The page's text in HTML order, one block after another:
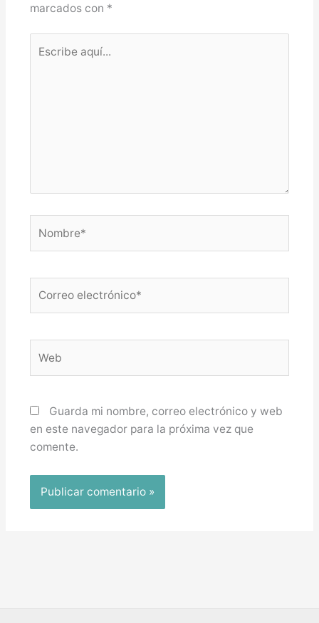
marcados con *
aquí...
electrónico*
Guarda mi nombre, correo electrónico y web
en este navegador para la próxima vez que
comente.